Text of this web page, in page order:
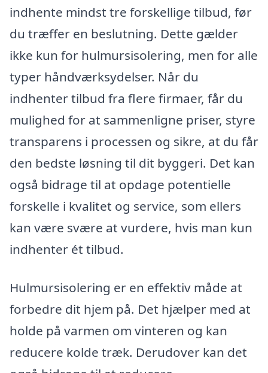
indhente mindst tre forskellige tilbud, før
du træffer en beslutning. Dette gælder
ikke kun for hulmursisolering, men for alle
typer håndværksydelser. Når du
indhenter tilbud fra flere firmaer, får du
mulighed for at sammenligne priser, styre
transparens i processen og sikre, at du får
den bedste løsning til dit byggeri. Det kan
også bidrage til at opdage potentielle
forskelle i kvalitet og service, som ellers
kan være svære at vurdere, hvis man kun
indhenter ét tilbud.
Hulmursisolering er en effektiv måde at
forbedre dit hjem på. Det hjælper med at
holde på varmen om vinteren og kan
reducere kolde træk. Derudover kan det